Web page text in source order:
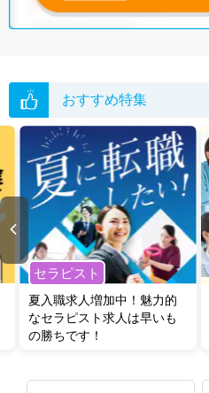
おすすめ特集
セラピスト
夏入職求人増加中！魅力的
なセラピスト求人は早いも
の勝ちです！